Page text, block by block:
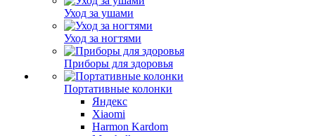
Уход за ушами
Уход за ногтями
Приборы для здоровья
Портативные колонки
Яндекс
Xiaomi
Harmon Kardom